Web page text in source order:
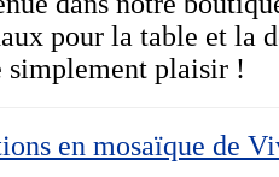
pour la table et la
plaisir !
en mosaïque de